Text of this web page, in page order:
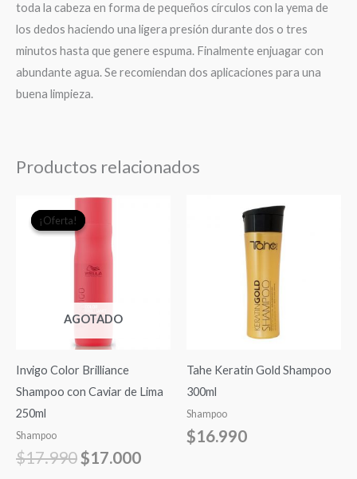
toda la cabeza en forma de pequeños círculos con la yema de
los dedos haciendo una ligera presión durante dos o tres
minutos hasta que genere espuma. Finalmente enjuagar con
abundante agua. Se recomiendan dos aplicaciones para una
buena limpieza.
Productos relacionados
¡Oferta!
AGOTADO
¡Oferta!
Invigo Color Brilliance
Shampoo con Caviar de Lima
250ml
Shampoo
$17.990
El
precio
original
era:
$17.990.
$17.000
Tahe Keratin Gold Shampoo
300ml
Shampoo
$16.990